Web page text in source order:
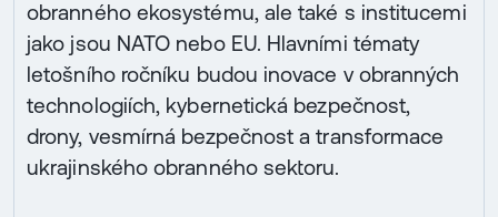
obranného ekosystému, ale také s institucemi
jako jsou NATO nebo EU. Hlavními tématy
letošního ročníku budou inovace v obranných
technologiích, kybernetická bezpečnost,
drony, vesmírná bezpečnost a transformace
ukrajinského obranného sektoru.